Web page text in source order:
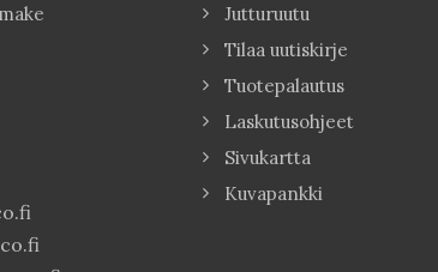
Jutturuutu
Tilaa uutiskirje
Tuotepalautus
Laskutusohjeet
Sivukartta
Kuvapankki